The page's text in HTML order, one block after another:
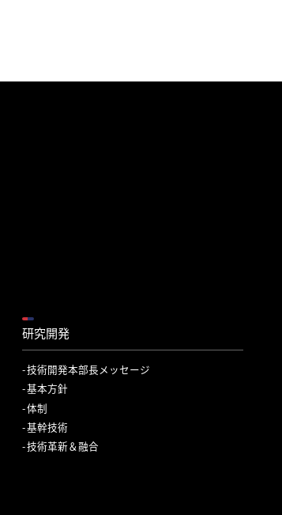
研究開発
技術開発本部長メッセージ
基本方針
体制
基幹技術
技術革新＆融合